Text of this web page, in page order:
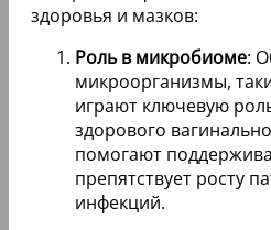
здоровья и мазков:
Роль в микробиоме:
микроорганизмы,
играют ключевую
здорового
помогают
препятствует росту
инфекций.